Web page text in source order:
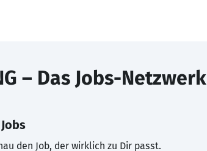
– Das Jobs-Netzwerk
den Job, der wirklich zu Dir passt.